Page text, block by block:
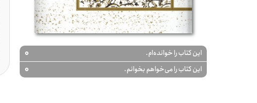
این کتاب را خوانده‌ام. 0
این کتاب را می‌خواهم بخوانم. 0